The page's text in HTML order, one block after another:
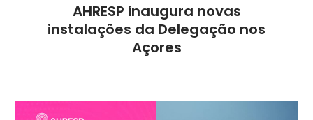
AHRESP inaugura novas
instalações da Delegação nos
Açores